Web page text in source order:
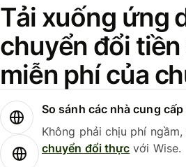
Tải xuống ứng
chuyển đổi
miễn phí của
So sánh các nhà cung
Không phải chịu phí
chuyển đổi thực với Wise.